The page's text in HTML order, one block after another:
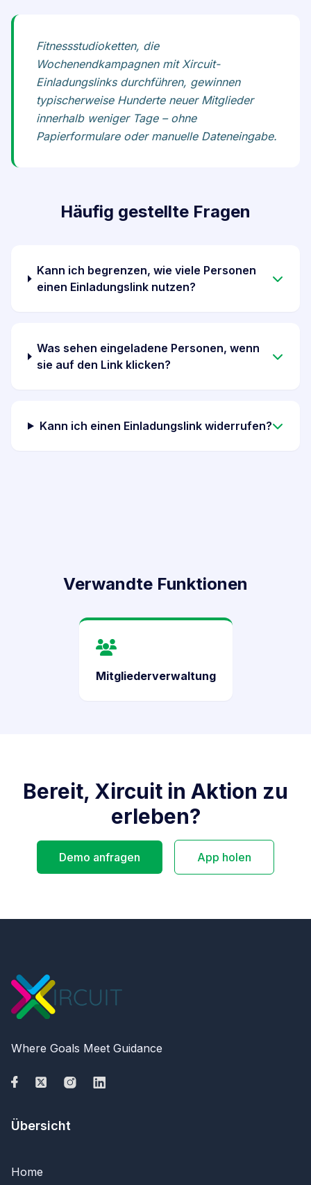
Fitnessstudioketten, die
Wochenendkampagnen mit Xircuit-
Einladungslinks durchführen, gewinnen
typischerweise Hunderte neuer Mitglieder
innerhalb weniger Tage – ohne
Papierformulare oder manuelle Dateneingabe.
Häufig gestellte Fragen
Kann ich begrenzen, wie viele Personen
einen Einladungslink nutzen?
Was sehen eingeladene Personen, wenn
sie auf den Link klicken?
Kann ich einen Einladungslink widerrufen?
Verwandte Funktionen
Mitgliederverwaltung
Bereit, Xircuit in Aktion zu
erleben?
Demo anfragen App holen
Where Goals Meet Guidance
Übersicht
Home